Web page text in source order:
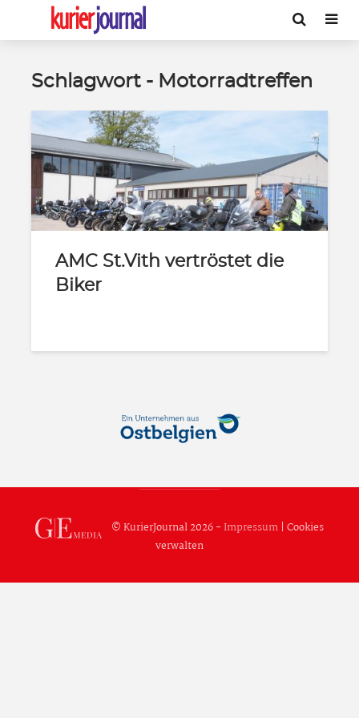
Schlagwort - Motorradtreffen
AMC St.Vith vertröstet die
Biker
© KurierJournal 2026 -Impressum| Cookies
verwalten